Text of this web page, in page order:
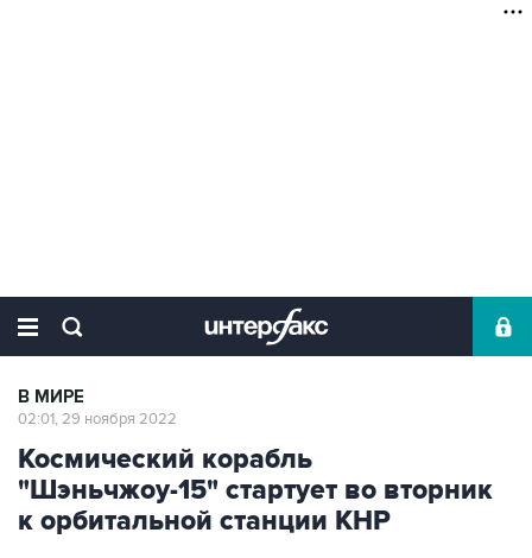
В МИРЕ
02:01, 29 ноября 2022
Космический корабль
"Шэньчжоу-15" стартует во вторник
к орбитальной станции КНР